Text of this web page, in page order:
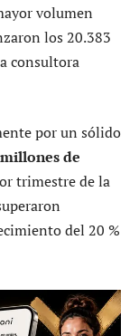
volumen
los 20.383
consultora
por un sólido
de
trimestre de la
del 20 %